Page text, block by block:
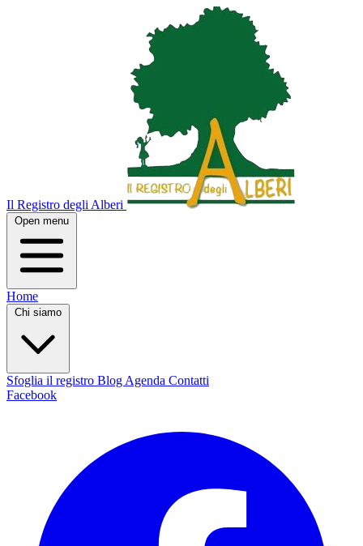
Il Registro degli Alberi
Open menu
Home
Chi siamo
Sfoglia il registro Blog Agenda Contatti
Facebook